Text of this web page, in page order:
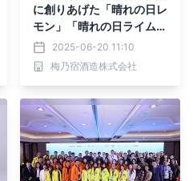
に創りあげた「晴れの日レ
モン」「晴れの日ライムミ
ント」を6月20日にリニュ
ーアル発売
2025-06-20 11:10
梅乃宿酒造株式会社